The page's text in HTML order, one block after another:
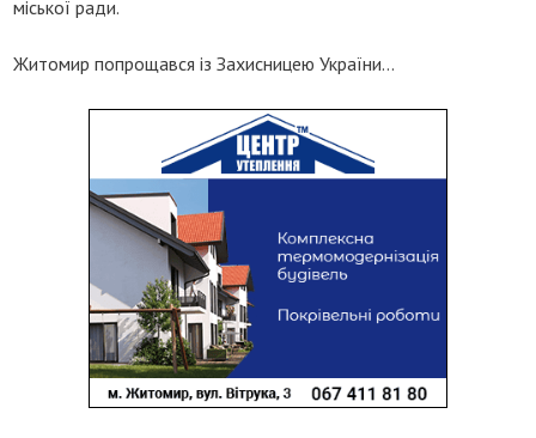
міської ради.
Житомир попрощався із Захисницею України…